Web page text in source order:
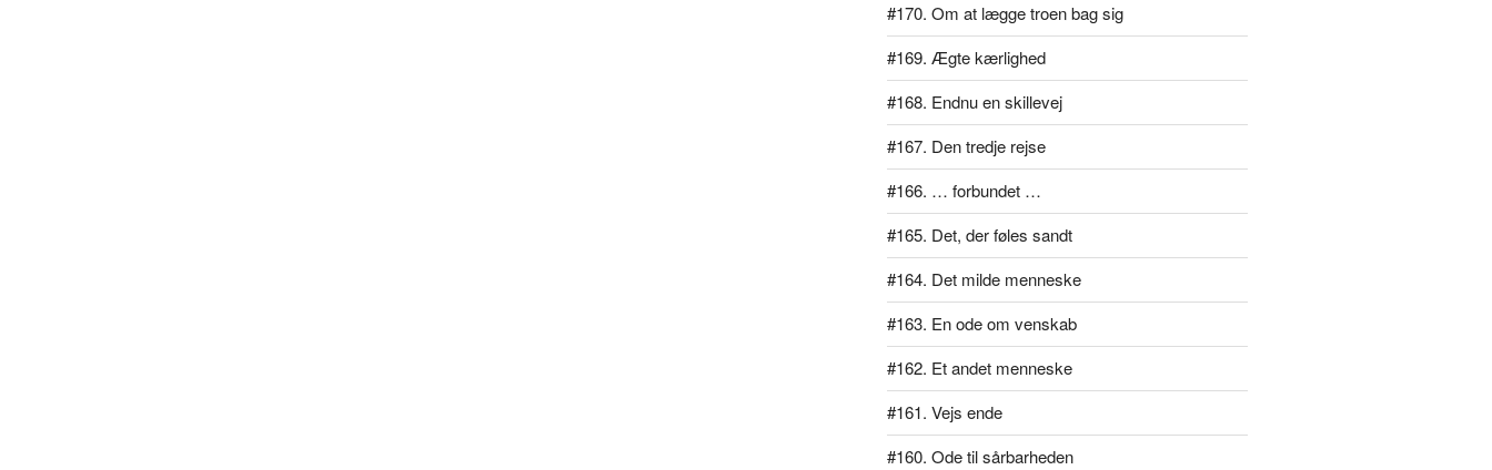
#170. Om at lægge troen bag sig
#169. Ægte kærlighed
#168. Endnu en skillevej
#167. Den tredje rejse
#166. … forbundet …
#165. Det, der føles sandt
#164. Det milde menneske
#163. En ode om venskab
#162. Et andet menneske
#161. Vejs ende
#160. Ode til sårbarheden